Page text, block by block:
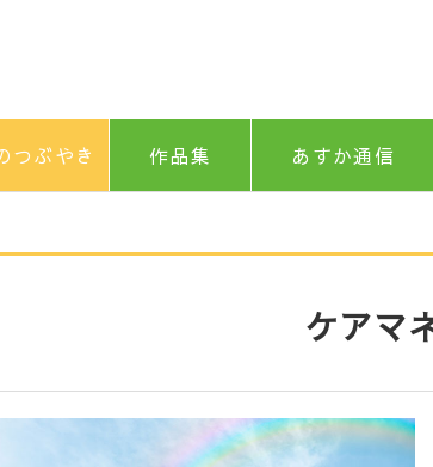
つぶやき 作品集 あすか通信
ケアマ